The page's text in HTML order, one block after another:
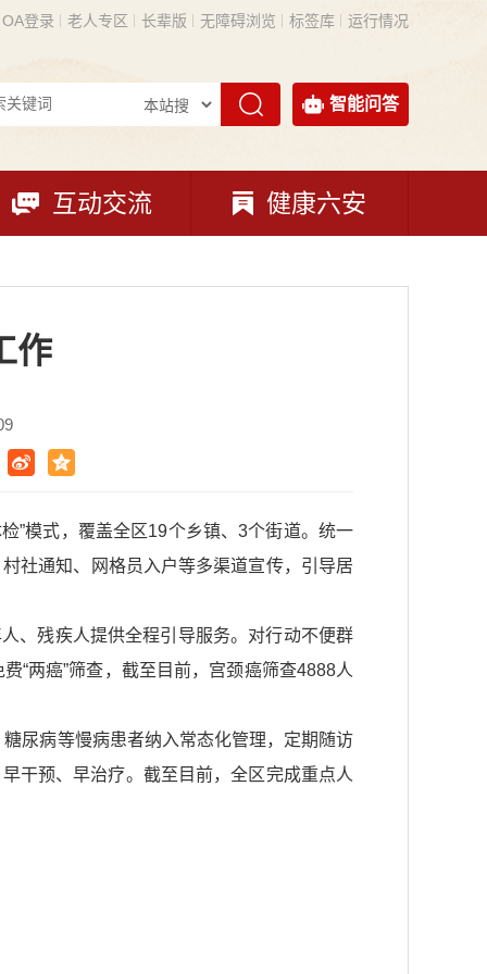
OA登录 老人专区 长辈版 无障碍浏览 标签库 运行情况
智能问答
互动交流 健康六安
作
”模式，覆盖全区19个乡镇、3个街道。统一
社通知、网格员入户等多渠道宣传，引导居
、残疾人提供全程引导服务。对行动不便群
“两癌”筛查，截至目前，宫颈癌筛查4888人
尿病等慢病患者纳入常态化管理，定期随访
干预、早治疗。截至目前，全区完成重点人